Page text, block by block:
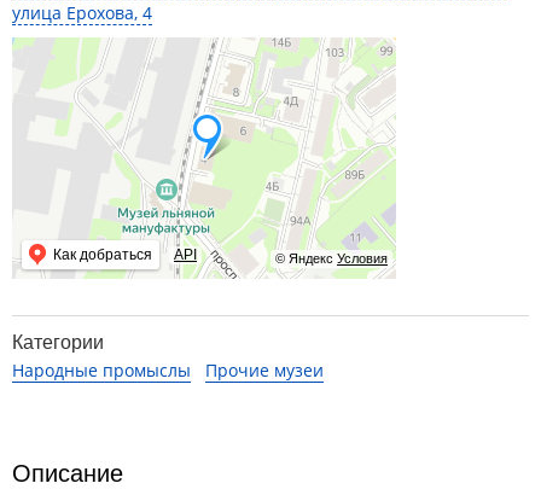
улица Ерохова, 4
© Яндекс Условия
Как добраться API
Категории
Народные промыслы Прочие музеи
Описание